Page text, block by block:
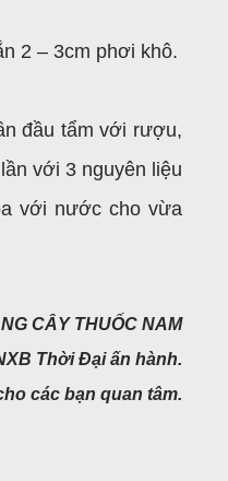
2 – 3cm phơi khô.
đầu tẩm với rượu,
với 3 nguyên liệu
với nước cho vừa
CÂY THUỐC NAM
Thời Đại ấn hành.
các bạn quan tâm.